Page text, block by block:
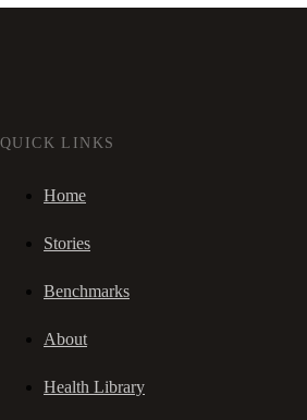
QUICK LINKS
Home
Stories
Benchmarks
About
Health Library